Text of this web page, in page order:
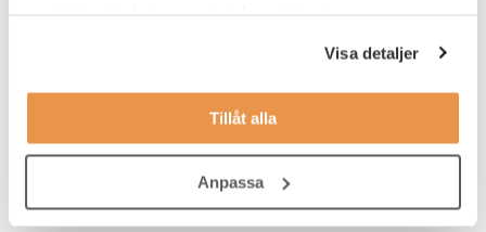
Visa detaljer
Tillåt alla
Anpassa
har en högskoleutbildning eller motsvarande
verksamhet där det ingått affärsansvar
gärna med kollektivavtalsansluten personal